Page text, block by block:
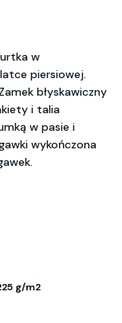
w
piersiowej.
błyskawiczny
i talia
w pasie i
wykończona
g/m2